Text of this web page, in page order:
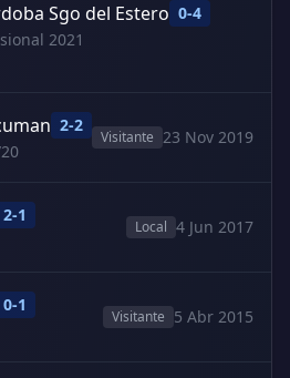
Sgo del Estero 0-4
2021
2-2
Visitante 23 Nov 2019
2-1
Local 4 Jun 2017
0-1
Visitante 5 Abr 2015